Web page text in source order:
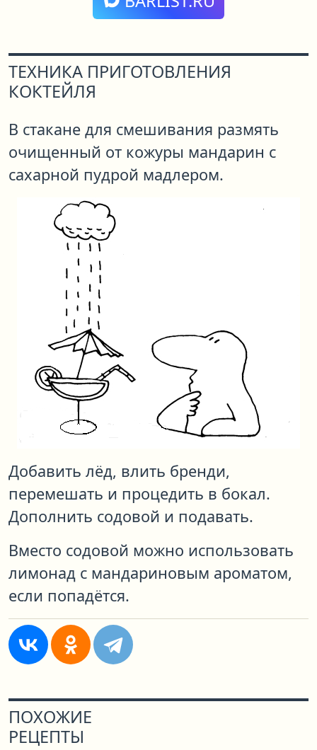
ТЕХНИКА ПРИГОТОВЛЕНИЯ
КОКТЕЙЛЯ
В стакане для смешивания размять
очищенный от кожуры мандарин с
сахарной пудрой мадлером.
Добавить лёд, влить бренди,
перемешать и процедить в бокал.
Дополнить содовой и подавать.
Вместо содовой можно использовать
лимонад с мандариновым ароматом,
если попадётся.
ПОХОЖИЕ
РЕЦЕПТЫ